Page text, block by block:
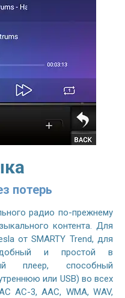
потерь
радио по-прежнему
контента. Для
от SMARTY Trend, для
и простой в
плеер, способный
или USB) во всех
AC-3, AAC, WMA, WAV,